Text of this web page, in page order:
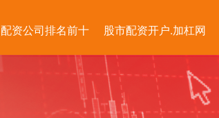
配资公司排名前十 股市配资开户.加杠网